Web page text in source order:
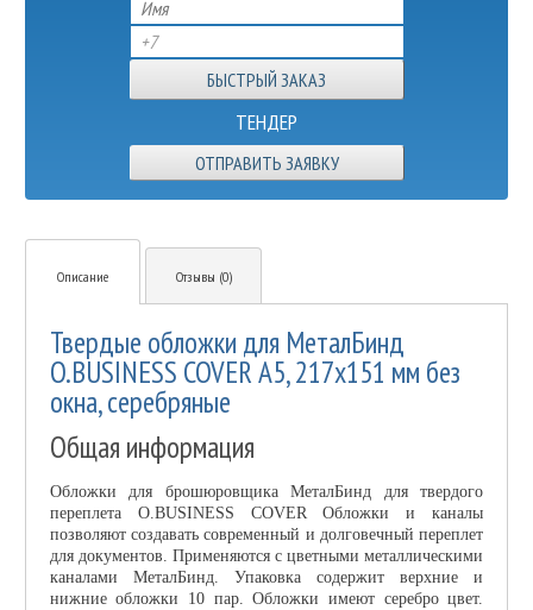
ТЕНДЕР
ОТПРАВИТЬ ЗАЯВКУ
Описание Отзывы (0)
Твердые обложки для МеталБинд
O.BUSINESS COVER А5, 217х151 мм без
окна, серебряные
Общая информация
Обложки для брошюровщика МеталБинд для твердого
переплета O.BUSINESS COVER Обложки и каналы
позволяют создавать современный и долговечный переплет
для документов. Применяются с цветными металлическими
каналами МеталБинд. Упаковка содержит верхние и
нижние обложки 10 пар. Обложки имеют серебро цвет.